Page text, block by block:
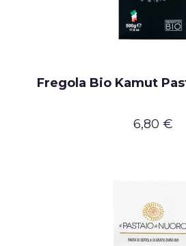
Fregola Bio Kamut
6,80 €